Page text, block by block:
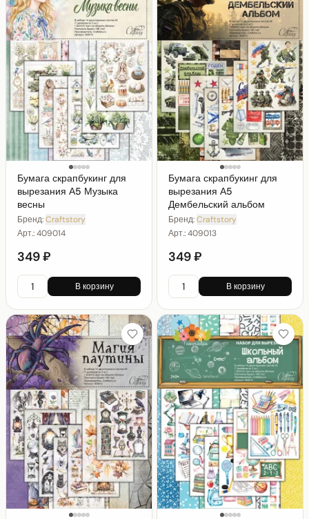
Бумага скрапбукинг для
вырезания А5 Музыка
весны
Бренд:Craftstory
Арт.:409014
349 ₽
В корзину
Бумага скрапбукинг для
вырезания А5
Дембельский альбом
Бренд:Craftstory
Арт.:409013
349 ₽
В корзину